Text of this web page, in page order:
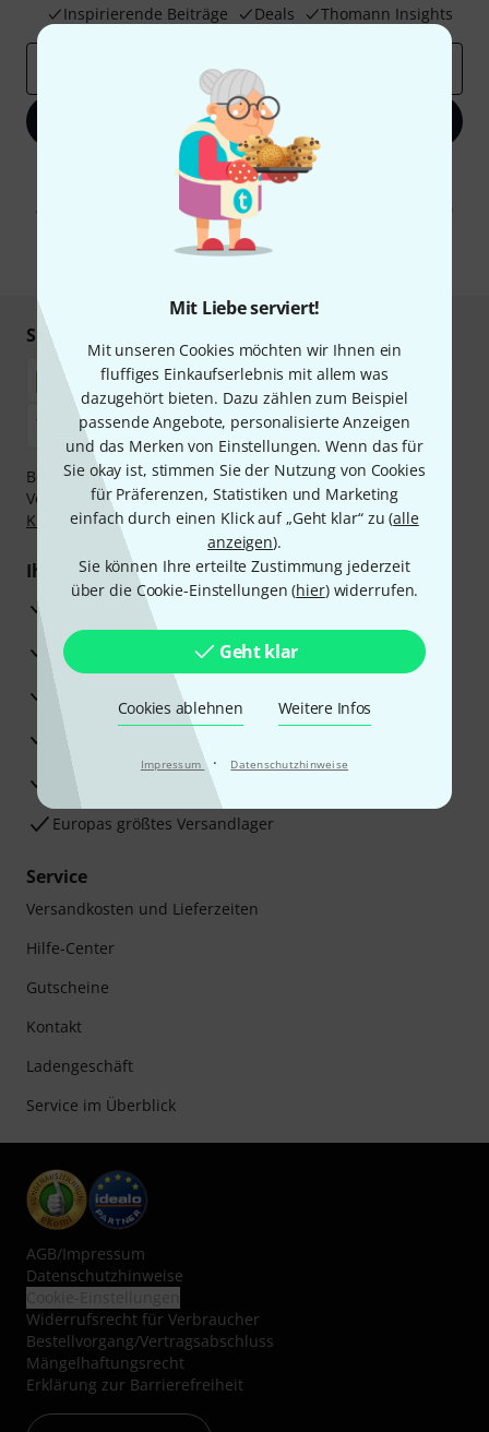
Mit Liebe serviert!
Mit unseren Cookies möchten wir Ihnen ein
fluffiges Einkaufserlebnis mit allem was
dazugehört bieten. Dazu zählen zum Beispiel
passende Angebote, personalisierte Anzeigen
und das Merken von Einstellungen. Wenn das für
Sie okay ist, stimmen Sie der Nutzung von Cookies
für Präferenzen, Statistiken und Marketing
einfach durch einen Klick auf „Geht klar“ zu (alle
anzeigen).
Sie können Ihre erteilte Zustimmung jederzeit
über die Cookie-Einstellungen (hier) widerrufen.
Geht klar
Cookies ablehnen Weitere Infos
Impressum · Datenschutzhinweise
Inspirierende Beiträge
Deals Thomann Insights
Jetzt anmelden
Mit Klick auf „Jetzt anmelden“ stimmen Sie dem Erhalt von E-Mail-
Werbung und einer Messung des E-Mail-Nutzungsverhaltens zu. Die
Abmeldung ist jederzeit möglich. Weitere Informationen finden Sie in
unserenDatenschutzhinweisen
* Pflichtfeld
Sicher einkaufen & bezahlen
Bezahlen Sie vertraulich und sicher per Nachnahme,
Vorkasse, PayPal, Amazon Pay,Klarna Sofort bezahlen
Klarna Ratenzahlungoder Kreditkarte.
Ihre Vorteile
3 Jahre Thomann Garantie
30 Tage Money-Back-Garantie
Beratung durch Fachexperten
Zufriedenheitsgarantie
Europas größtes Versandlager
Service
Versandkosten und Lieferzeiten
Hilfe-Center
Gutscheine
Kontakt
Ladengeschäft
Service im Überblick
AGB/Impressum
Datenschutzhinweise
Widerrufsrecht für Verbraucher
Bestellvorgang/Vertragsabschluss
Mängelhaftungsrecht
Erklärung zur Barrierefreiheit